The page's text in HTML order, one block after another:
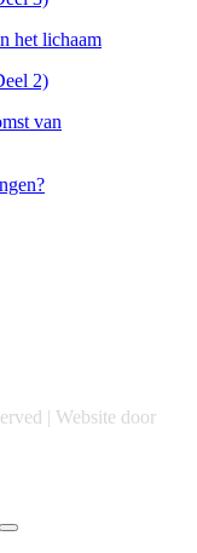
het lichaam
2)
van
| Website door